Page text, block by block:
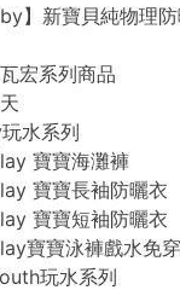
】新寶貝純物理
宏系列商品
水系列
寶寶海灘褲
寶寶長袖防曬衣
寶寶短袖防曬衣
寶寶泳褲戲水免
玩水系列